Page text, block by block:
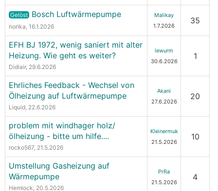
Gelöst Bosch Luftwärmepumpe
norika, 16.1.2026
Malikay
1.7.2026
35
EFH BJ 1972, wenig saniert mit alter
Heizung. Wie geht es weiter?
Didiair, 29.6.2026
lewurm
30.6.2026
1
Ehrliches Feedback - Wechsel von
Ölheizung auf Luftwärmepumpe
Liquid, 22.6.2026
Akani
27.6.2026
20
problem mit windhager holz/
ölheizung - bitte um hilfe....
rocko567, 21.5.2026
Kleinermuk
21.5.2026
10
Umstellung Gasheizung auf
Wärmepumpe
Hemlock, 20.5.2026
PrRa
21.5.2026
4